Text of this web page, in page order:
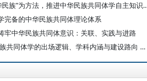
张敏 杨筑慧：以“中华民族”为
完备的中华民族共同体理论体系
牢中华民族共同体意识：关联、实践与进路
杨聪林 蒋婷：中华民族共同体学的出场逻辑、学科内涵与建设路向 ——创新交叉学科自主知识体系、探索中国特色哲学社会科学发展范式